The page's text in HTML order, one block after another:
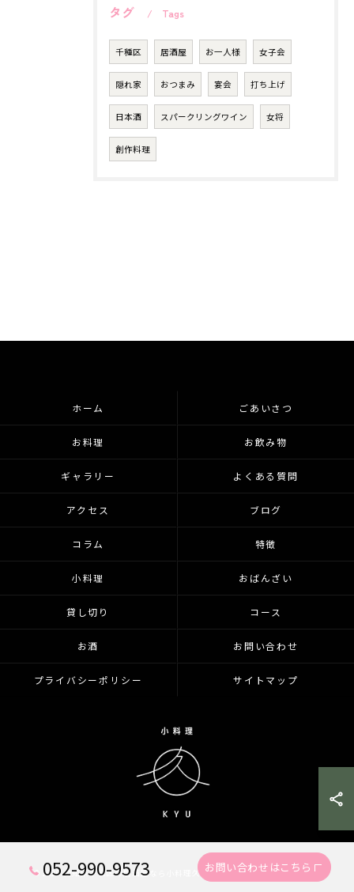
タグ Tags
千種区 居酒屋 お一人様 女子会
隠れ家 おつまみ 宴会 打ち上げ
日本酒 スパークリングワイン 女将
創作料理
052-990-9573 お問い合わせはこちら
ホーム ごあいさつ
お料理 お飲み物
ギャラリー よくある質問
アクセス ブログ
コラム 特徴
小料理 おばんざい
貸し切り コース
お酒 お問い合わせ
プライバシーポリシー サイトマップ
© 2026 愛知県千種区の居酒屋なら小料理久 KYU ALL RIGHTS RESERVED.